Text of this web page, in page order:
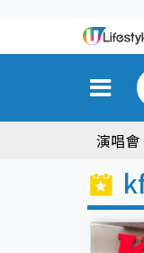
演唱會